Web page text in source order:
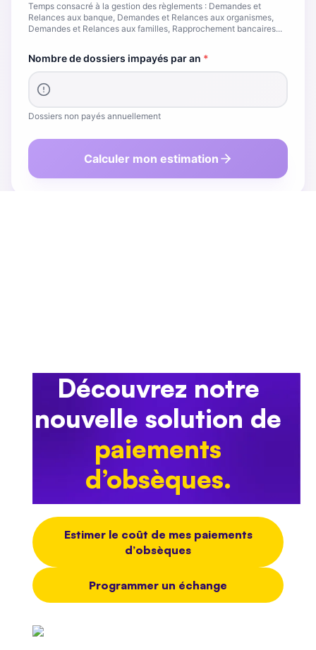
Découvrez notre
nouvelle solution de
paiements
d’obsèques.
Estimer le coût de mes paiements
d’obsèques
Programmer un échange